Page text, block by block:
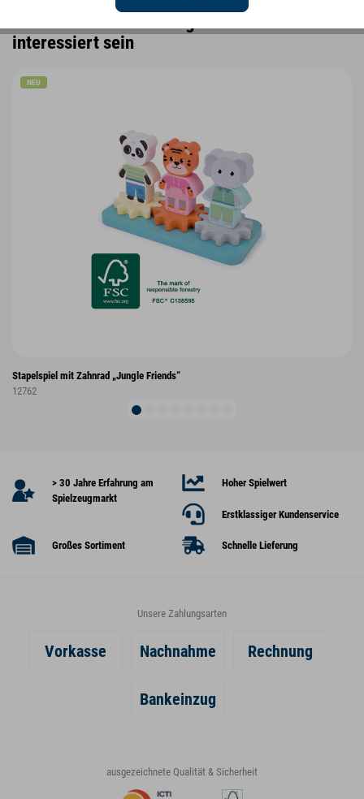
interessiert sein
NEU
Stapelspiel mit Zahnrad „Jungle Friends“
12762
> 30 Jahre Erfahrung am
Spielzeugmarkt
Hoher Spielwert
Erstklassiger Kundenservice
Großes Sortiment Schnelle Lieferung
Unsere Zahlungsarten
Vorkasse Nachnahme Rechnung
Bankeinzug
ausgezeichnete Qualität & Sicherheit